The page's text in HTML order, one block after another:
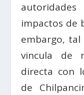
impactos de
embargo,
vincula de
directa con
de